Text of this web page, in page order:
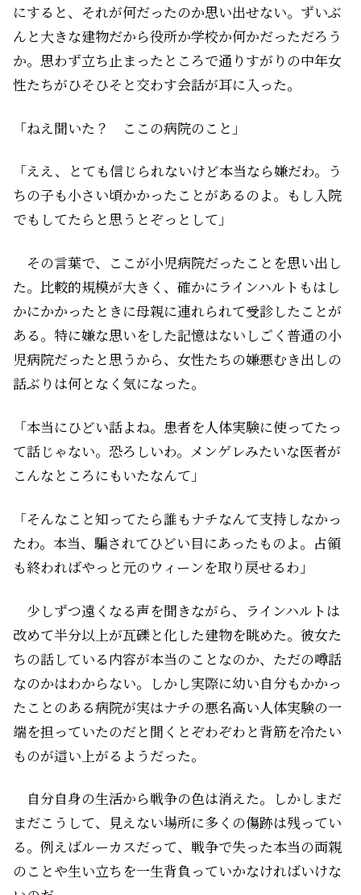
にすると、それが何だったのか思い出せない。ずいぶ
んと大きな建物だから役所か学校か何かだっただろう
か。思わず立ち止まったところで通りすがりの中年女
性たちがひそひそと交わす会話が耳に入った。
「ねえ聞いた？ ここの病院のこと」
「ええ、とても信じられないけど本当なら嫌だわ。う
ちの子も小さい頃かかったことがあるのよ。もし入院
でもしてたらと思うとぞっとして」
その言葉で、ここが小児病院だったことを思い出し
た。比較的規模が大きく、確かにラインハルトもはし
かにかかったときに母親に連れられて受診したことが
ある。特に嫌な思いをした記憶はないしごく普通の小
児病院だったと思うから、女性たちの嫌悪むき出しの
話ぶりは何となく気になった。
「本当にひどい話よね。患者を人体実験に使ってたっ
て話じゃない。恐ろしいわ。メンゲレみたいな医者が
こんなところにもいたなんて」
「そんなこと知ってたら誰もナチなんて支持しなかっ
たわ。本当、騙されてひどい目にあったものよ。占領
も終わればやっと元のウィーンを取り戻せるわ」
少しずつ遠くなる声を聞きながら、ラインハルトは
改めて半分以上が瓦礫と化した建物を眺めた。彼女た
ちの話している内容が本当のことなのか、ただの噂話
なのかはわからない。しかし実際に幼い自分もかかっ
たことのある病院が実はナチの悪名高い人体実験の一
端を担っていたのだと聞くとぞわぞわと背筋を冷たい
ものが這い上がるようだった。
自分自身の生活から戦争の色は消えた。しかしまだ
まだこうして、見えない場所に多くの傷跡は残ってい
る。例えばルーカスだって、戦争で失った本当の両親
のことや生い立ちを一生背負っていかなければいけな